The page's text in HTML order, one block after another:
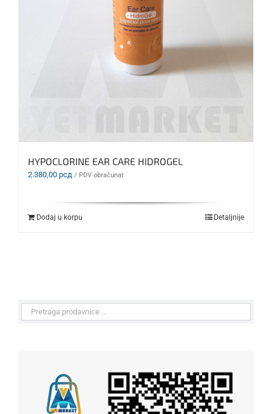
HYPOCLORINE EAR CARE HIDROGEL
2.380,00 рсд / PDV obračunat
Dodaj u korpu Detaljnije